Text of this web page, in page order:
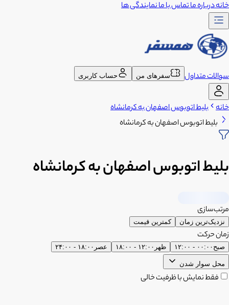
خانهدرباره ماتماس با مانمایندگی ها
سوالات متداول سفرهای من حساب کاربری
خانه بلیط اتوبوس اصفهان به کرمانشاه
بلیط اتوبوس اصفهان به کرمانشاه
بلیط اتوبوس اصفهان به کرمانشاه
مرتب‌سازی
نزدیک‌ترین زمان کمترین قیمت
زمان حرکت
صبح ۰۰:۰۰ - ۱۲:۰۰ ظهر ۱۲:۰۰ - ۱۸:۰۰ عصر ۱۸:۰۰ - ۲۴:۰۰
محل سوار شدن
فقط نمایش با ظرفیت خالی